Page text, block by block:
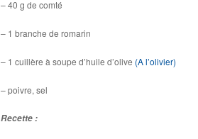
– 40 g de comté
– 1 branche de romarin
– 1 cuillère à soupe d’huile d’olive (A l’olivier)
– poivre, sel
Recette :